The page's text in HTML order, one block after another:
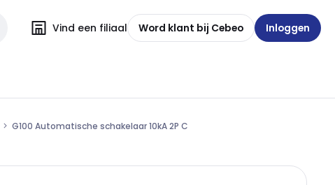
Vind een filiaal Word klant bij Cebeo Inloggen
G100 Automatische schakelaar 10kA 2P C